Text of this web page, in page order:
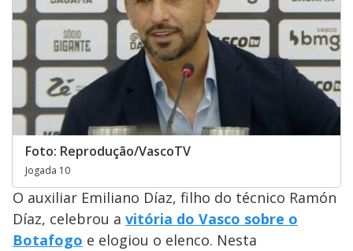
Foto: Reprodução/VascoTV
Jogada 10
O auxiliar Emiliano Díaz, filho do técnico Ramón
Díaz, celebrou a vitória do Vasco sobre o
Botafogo e elogiou o elenco. Nesta